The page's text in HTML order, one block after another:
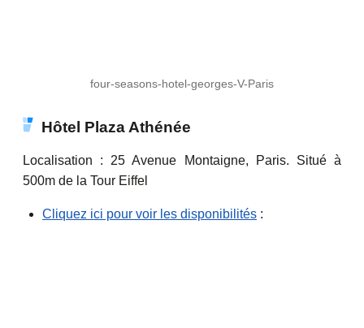
four-seasons-hotel-georges-V-Paris
Hôtel Plaza Athénée
Localisation : 25 Avenue Montaigne, Paris. Situé à
500m de la Tour Eiffel
Cliquez ici pour voir les disponibilités :